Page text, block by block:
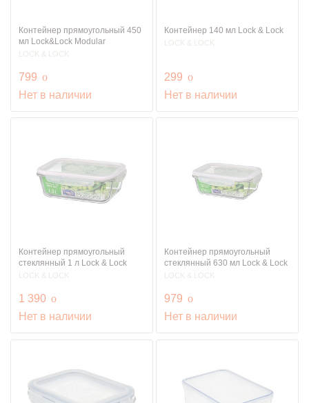
Контейнер прямоугольный 450
мл Lock&Lock Modular
LOCK & LOCK
799 руб.
o
Нет в наличии
Контейнер 140 мл Lock & Lock
LOCK & LOCK
299 руб.
o
Нет в наличии
Контейнер прямоугольный
стеклянный 1 л Lock & Lock
LOCK & LOCK
1 390 руб.
o
Нет в наличии
Контейнер прямоугольный
стеклянный 630 мл Lock & Lock
LOCK & LOCK
979 руб.
o
Нет в наличии